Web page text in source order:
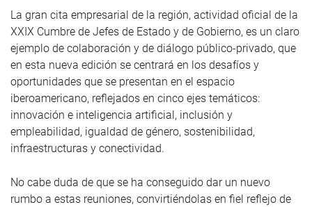
La gran cita empresarial de la región, actividad oficial de la
XXIX Cumbre de Jefes de Estado y de Gobierno, es un claro
ejemplo de colaboración y de diálogo público-privado, que
en esta nueva edición se centrará en los desafíos y
oportunidades que se presentan en el espacio
iberoamericano, reflejados en cinco ejes temáticos:
innovación e inteligencia artificial, inclusión y
empleabilidad, igualdad de género, sostenibilidad,
infraestructuras y conectividad.
No cabe duda de que se ha conseguido dar un nuevo
rumbo a estas reuniones, convirtiéndolas en fiel reflejo de